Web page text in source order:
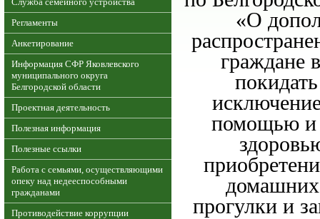
Регламенты
Анкетирование
Информация СФР Яковлевского
муниципального округа
Белгородской области
Проектная деятельность
Полезная информация
Полезные ссылки
Работа с семьями, осуществляющими
опеку над недееспособными
гражданами
Противодействие коррупции
«О
граждане
помощью и
прогулки и